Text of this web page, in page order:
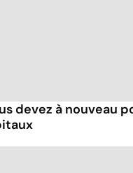
devez à nouveau